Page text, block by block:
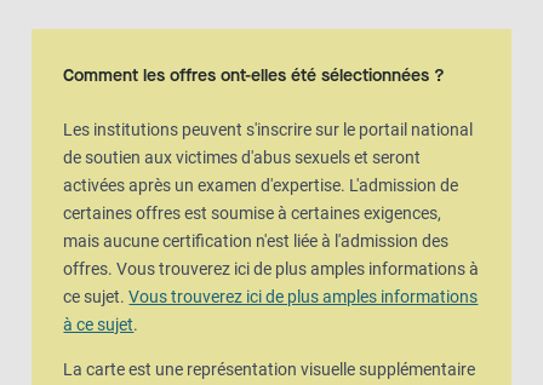
Vue de la carte
Comment les offres ont-elles été sélectionnées ?
Les institutions peuvent s'inscrire sur le portail national
de soutien aux victimes d'abus sexuels et seront
activées après un examen d'expertise. L'admission de
certaines offres est soumise à certaines exigences,
mais aucune certification n'est liée à l'admission des
offres. Vous trouverez ici de plus amples informations à
ce sujet.Vous trouverez ici de plus amples informations
à ce sujet.
La carte est une représentation visuelle supplémentaire